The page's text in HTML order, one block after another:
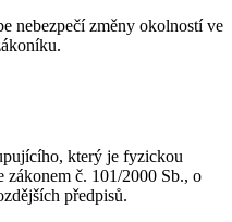
změny okolností ve
který je fyzickou
zákonem č. 101/2000 Sb., o
předpisů.